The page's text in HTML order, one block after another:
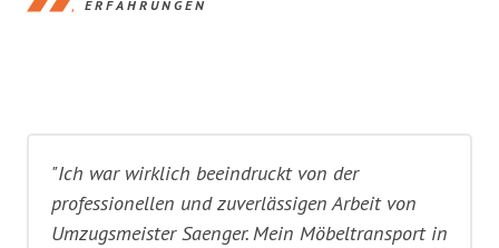
ERFAHRUNGEN
"Ich war wirklich beeindruckt von der
professionellen und zuverlässigen Arbeit von
Umzugsmeister Saenger. Mein Möbeltransport in